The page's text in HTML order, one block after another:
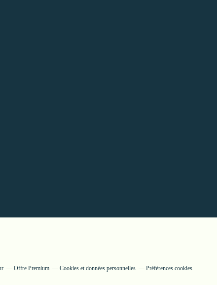
Offre Premium Cookies et données personnelles Préférences cookies